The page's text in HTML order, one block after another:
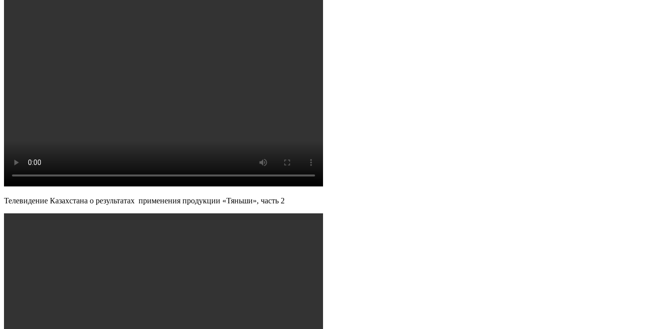
Телевидение Казахстана о результатах применения продукции «Тяньши», часть 2